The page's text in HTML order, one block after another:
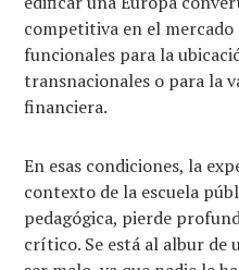
competitiva en el mercado
funcionales para la
transnacionales o para la
financiera.
En esas condiciones, la
contexto de la escuela
pedagógica, pierde
crítico. Se está al albur